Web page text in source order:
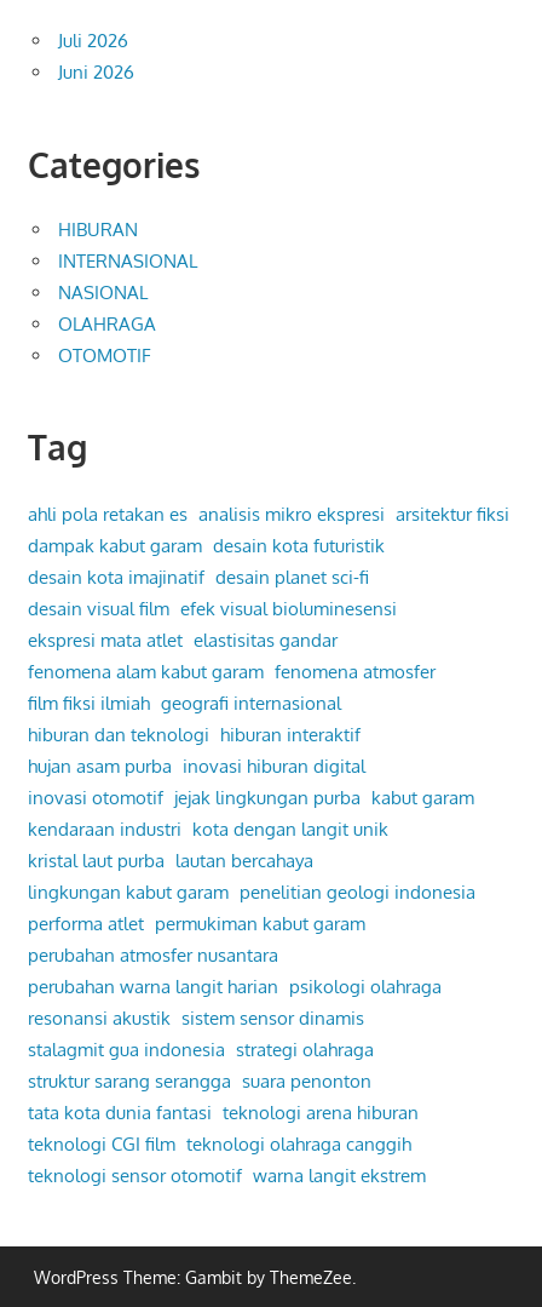
Juli 2026
Juni 2026
Categories
HIBURAN
INTERNASIONAL
NASIONAL
OLAHRAGA
OTOMOTIF
Tag
ahli pola retakan es analisis mikro ekspresi arsitektur fiksi
dampak kabut garam desain kota futuristik
desain kota imajinatif desain planet sci-fi
desain visual film efek visual bioluminesensi
ekspresi mata atlet elastisitas gandar
fenomena alam kabut garam fenomena atmosfer
film fiksi ilmiah geografi internasional
hiburan dan teknologi hiburan interaktif
hujan asam purba inovasi hiburan digital
inovasi otomotif jejak lingkungan purba kabut garam
kendaraan industri kota dengan langit unik
kristal laut purba lautan bercahaya
lingkungan kabut garam penelitian geologi indonesia
performa atlet permukiman kabut garam
perubahan atmosfer nusantara
perubahan warna langit harian psikologi olahraga
resonansi akustik sistem sensor dinamis
stalagmit gua indonesia strategi olahraga
struktur sarang serangga suara penonton
tata kota dunia fantasi teknologi arena hiburan
teknologi CGI film teknologi olahraga canggih
teknologi sensor otomotif warna langit ekstrem
WordPress Theme: Gambit by ThemeZee.